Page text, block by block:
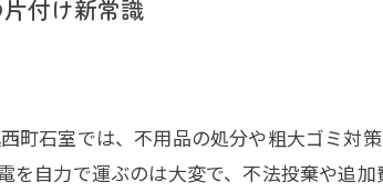
付け新常識
町石室では、不用品の処分や粗大ゴミ対
自力で運ぶのは大変で、不法投棄や追